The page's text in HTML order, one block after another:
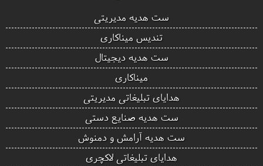
ست هدیه مدیریتی
تندیس میناکاری
ست هدیه دیجیتال
میناکاری
هدایای تبلیغاتی مدیریتی
ست هدیه صنایع دستی
ست هدیه آرامش و دمنوش
هدایای تبلیغاتی لاکچری